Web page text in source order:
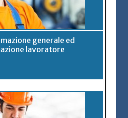
generale ed
lavoratore